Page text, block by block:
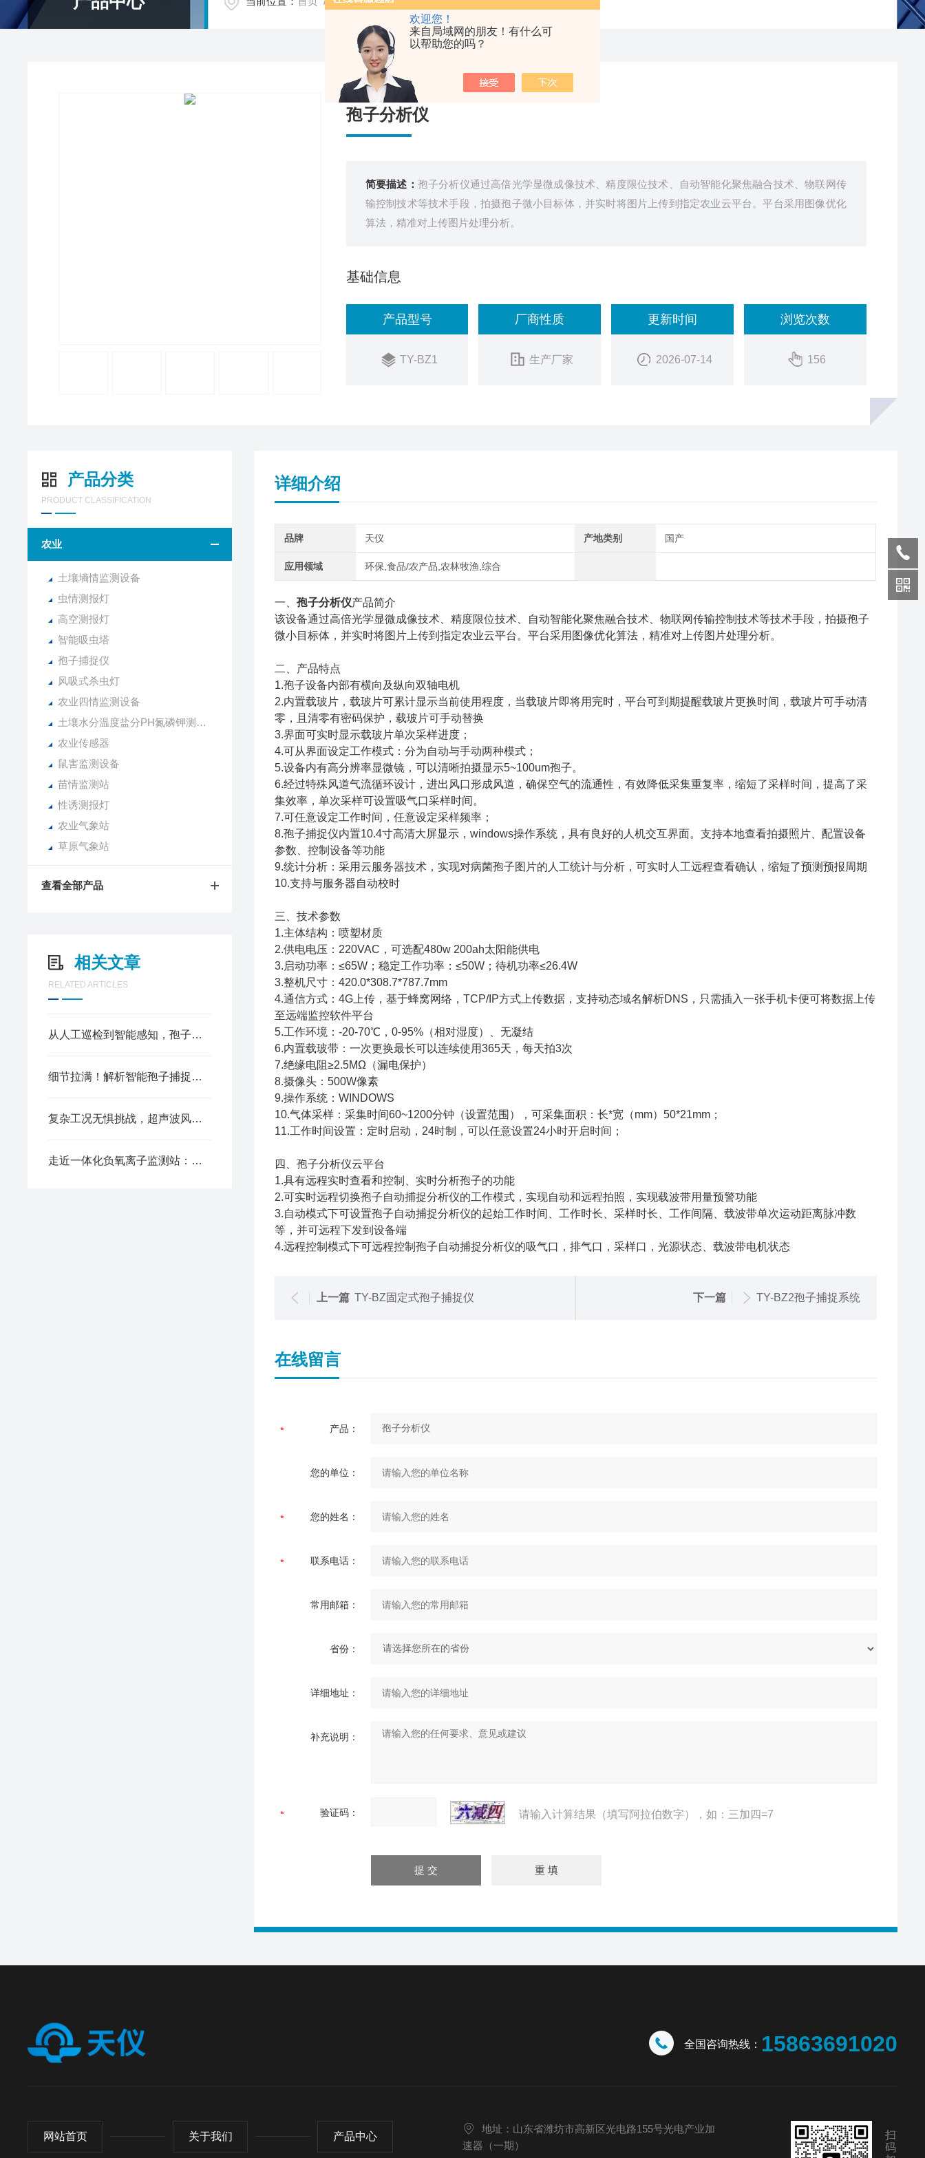
欢迎您！
来自局域网的朋友！有什么可
以帮助您的吗？
孢子分析仪
简要描述： 孢子分析仪通过高倍光学显微成像技术、精度限位技术、自动智能化聚焦融合技术、物联网传
输控制技术等技术手段，拍摄孢子微小目标体，并实时将图片上传到指定农业云平台。平台采用图像优化
算法，精准对上传图片处理分析。
基础信息
产品型号
TY-BZ1
厂商性质
生产厂家
更新时间
2026-07-14
浏览次数
156
产品分类
PRODUCT CLASSIFICATION
农业
土壤墒情监测设备
虫情测报灯
高空测报灯
智能吸虫塔
孢子捕捉仪
风吸式杀虫灯
农业四情监测设备
土壤水分温度盐分PH氮磷钾测定仪
农业传感器
鼠害监测设备
苗情监测站
性诱测报灯
农业气象站
草原气象站
查看全部产品
相关文章
RELATED ARTICLES
从人工巡检到智能感知，孢子捕捉仪赋能农业植保新升级
细节拉满！解析智能孢子捕捉仪的核心技术与应用价值
复杂工况无惧挑战，超声波风速风向传感器赋能全域智慧监测
走近一体化负氧离子监测站：生态监测的 “全能哨兵”
详细介绍
品牌 天仪 产地类别 国产
应用领域 环保,食品/农产品,农林牧渔,综合
一、 孢子分析仪产品简介
该设备通过高倍光学显微成像技术、精度限位技术、自动智能化聚焦融合技术、物联网传输控制技术等技术手段，拍摄孢子
微小目标体，并实时将图片上传到指定农业云平台。平台采用图像优化算法，精准对上传图片处理分析。
二、产品特点
1.孢子设备内部有横向及纵向双轴电机
2.内置载玻片，载玻片可累计显示当前使用程度，当载玻片即将用完时，平台可到期提醒载玻片更换时间，载玻片可手动清
零，且清零有密码保护，载玻片可手动替换
3.界面可实时显示载玻片单次采样进度；
4.可从界面设定工作模式：分为自动与手动两种模式；
5.设备内有高分辨率显微镜，可以清晰拍摄显示5~100um孢子。
6.经过特殊风道气流循环设计，进出风口形成风道，确保空气的流通性，有效降低采集重复率，缩短了采样时间，提高了采
集效率，单次采样可设置吸气口采样时间。
7.可任意设定工作时间，任意设定采样频率；
8.孢子捕捉仪内置10.4寸高清大屏显示，windows操作系统，具有良好的人机交互界面。支持本地查看拍摄照片、配置设备
参数、控制设备等功能
9.统计分析：采用云服务器技术，实现对病菌孢子图片的人工统计与分析，可实时人工远程查看确认，缩短了预测预报周期
10.支持与服务器自动校时
三、技术参数
1.主体结构：喷塑材质
2.供电电压：220VAC，可选配480w 200ah太阳能供电
3.启动功率：≤65W；稳定工作功率：≤50W；待机功率≤26.4W
3.整机尺寸：420.0*308.7*787.7mm
4.通信方式：4G上传，基于蜂窝网络，TCP/IP方式上传数据，支持动态域名解析DNS，只需插入一张手机卡便可将数据上传
至远端监控软件平台
5.工作环境：-20-70℃，0-95%（相对湿度）、无凝结
6.内置载玻带：一次更换最长可以连续使用365天，每天拍3次
7.绝缘电阻≥2.5MΩ（漏电保护）
8.摄像头：500W像素
9.操作系统：WINDOWS
10.气体采样：采集时间60~1200分钟（设置范围），可采集面积：长*宽（mm）50*21mm；
11.工作时间设置：定时启动，24时制，可以任意设置24小时开启时间；
四、孢子分析仪云平台
1.具有远程实时查看和控制、实时分析孢子的功能
2.可实时远程切换孢子自动捕捉分析仪的工作模式，实现自动和远程拍照，实现载波带用量预警功能
3.自动模式下可设置孢子自动捕捉分析仪的起始工作时间、工作时长、采样时长、工作间隔、载波带单次运动距离脉冲数
等，并可远程下发到设备端
4.远程控制模式下可远程控制孢子自动捕捉分析仪的吸气口，排气口，采样口，光源状态、载波带电机状态
上一篇 TY-BZ固定式孢子捕捉仪 下一篇 TY-BZ2孢子捕捉系统
在线留言
产品：
您的单位：
您的姓名：
联系电话：
常用邮箱：
省份：
详细地址：
补充说明：
验证码： 请输入计算结果（填写阿拉伯数字），如：三加四=7
全国咨询热线： 15863691020
网站首页 关于我们 产品中心
地址：山东省潍坊市高新区光电路155号光电产业加
速器（一期）
扫
码